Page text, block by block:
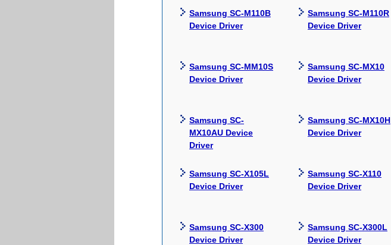
Samsung SC-M110B
Device Driver
Samsung SC-M110R
Device Driver
Samsung SC-MM10S
Device Driver
Samsung SC-MX10
Device Driver
Samsung SC-
MX10AU Device
Driver
Samsung SC-MX10H
Device Driver
Samsung SC-X105L
Device Driver
Samsung SC-X110
Device Driver
Samsung SC-X300
Device Driver
Samsung SC-X300L
Device Driver